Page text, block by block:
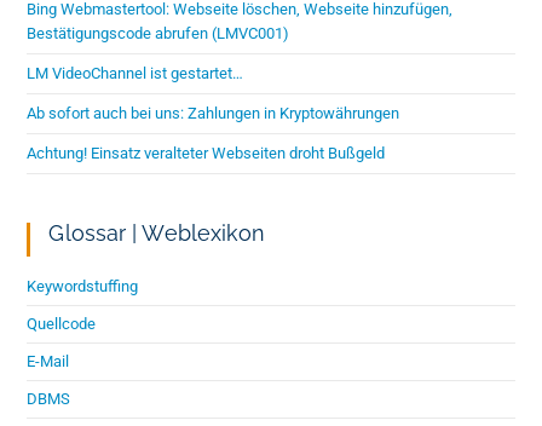
Bing Webmastertool: Webseite löschen, Webseite hinzufügen,
Bestätigungscode abrufen (LMVC001)
LM VideoChannel ist gestartet…
Ab sofort auch bei uns: Zahlungen in Kryptowährungen
Achtung! Einsatz veralteter Webseiten droht Bußgeld
Glossar | Weblexikon
Keywordstuffing
Quellcode
E-Mail
DBMS